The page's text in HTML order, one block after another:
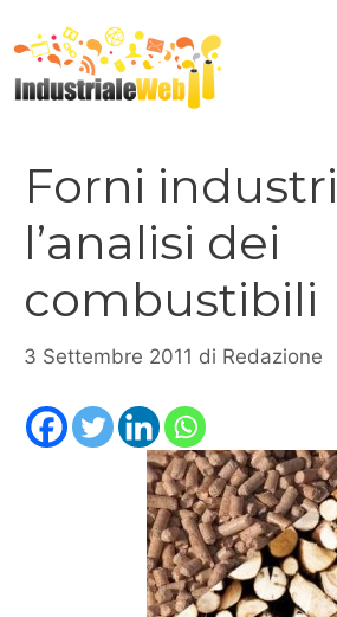
al
contenuto
Forni
l’analisi dei
combustibili
3 Settembre 2011 di Redazione